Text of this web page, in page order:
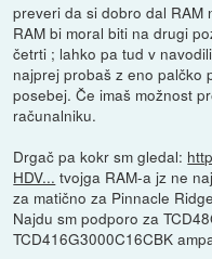
preveri da si dobro dal RAM
RAM bi moral biti na drugi
četrti ; lahko pa tud v
najprej probaš z eno palčko
posebej. Če imaš možnost
računalniku.
Drgač pa kokr sm gledal:
HDV... tvojga RAM-a jz ne
za matično za Pinnacle
Najdu sm podporo za
TCD416G3000C16CBK